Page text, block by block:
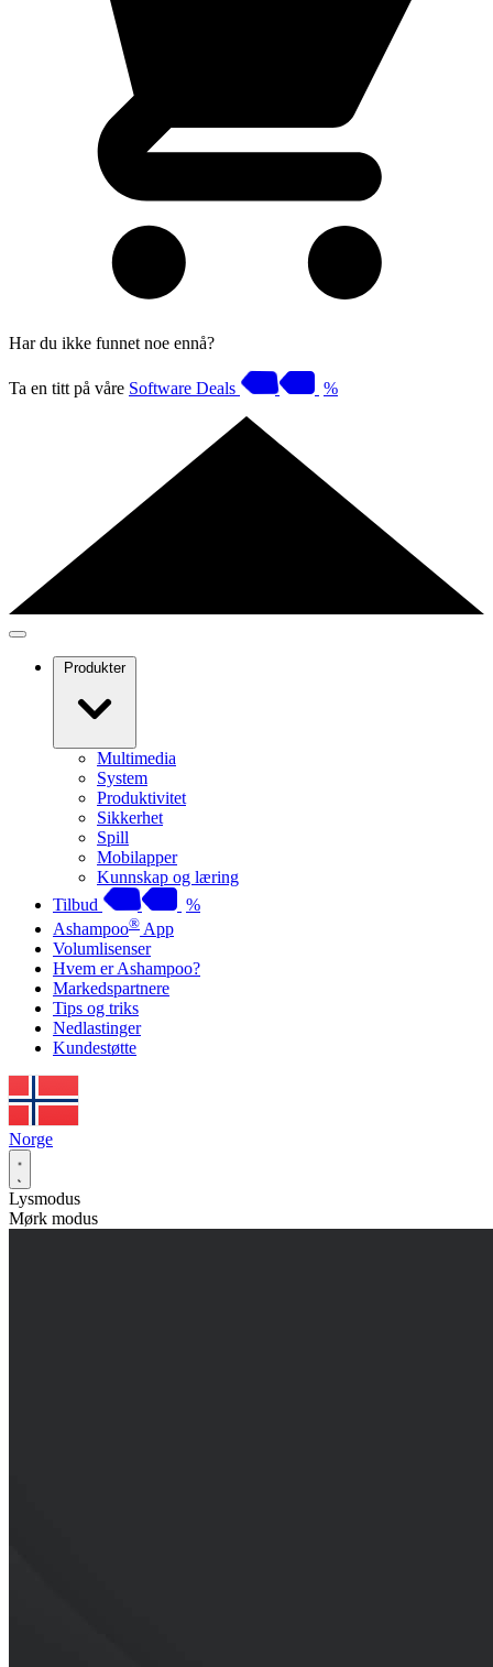
Har du ikke funnet noe ennå?
Ta en titt på våre Software Deals %
Produkter
Multimedia
System
Produktivitet
Sikkerhet
Spill
Mobilapper
Kunnskap og læring
Tilbud
%
Ashampoo® App
Volumlisenser
Hvem er Ashampoo?
Markedspartnere
Tips og triks
Nedlastinger
Kundestøtte
Norge
Lysmodus
Mørk modus